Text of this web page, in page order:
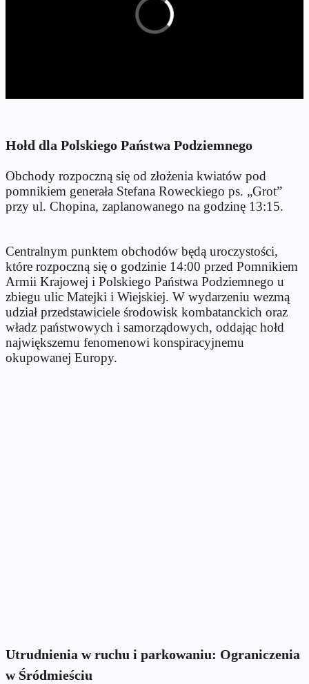
Hołd dla Polskiego Państwa Podziemnego
Obchody rozpoczną się od złożenia kwiatów pod
pomnikiem generała Stefana Roweckiego ps. „Grot”
przy ul. Chopina, zaplanowanego na godzinę 13:15.
Centralnym punktem obchodów będą uroczystości,
które rozpoczną się o godzinie 14:00 przed Pomnikiem
Armii Krajowej i Polskiego Państwa Podziemnego u
zbiegu ulic Matejki i Wiejskiej. W wydarzeniu wezmą
udział przedstawiciele środowisk kombatanckich oraz
władz państwowych i samorządowych, oddając hołd
największemu fenomenowi konspiracyjnemu
okupowanej Europy.
Utrudnienia w ruchu i parkowaniu: Ograniczenia
w Śródmieściu